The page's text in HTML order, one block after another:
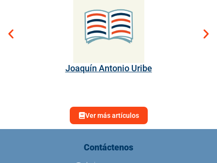
Joaquín Antonio Uribe
Ver más artículos
Contáctenos